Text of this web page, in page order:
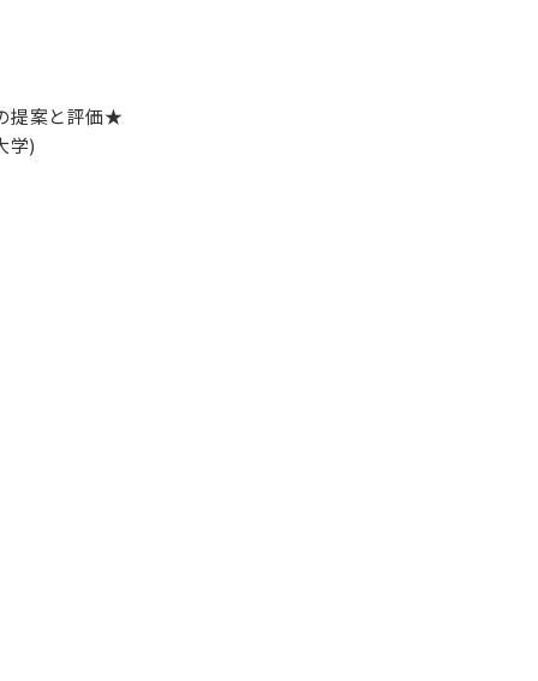
提案と評価★
学)